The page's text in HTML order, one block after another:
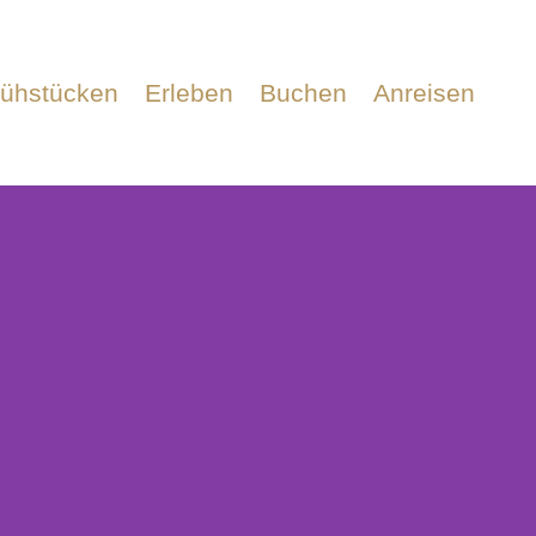
Erleben Buchen Anreisen